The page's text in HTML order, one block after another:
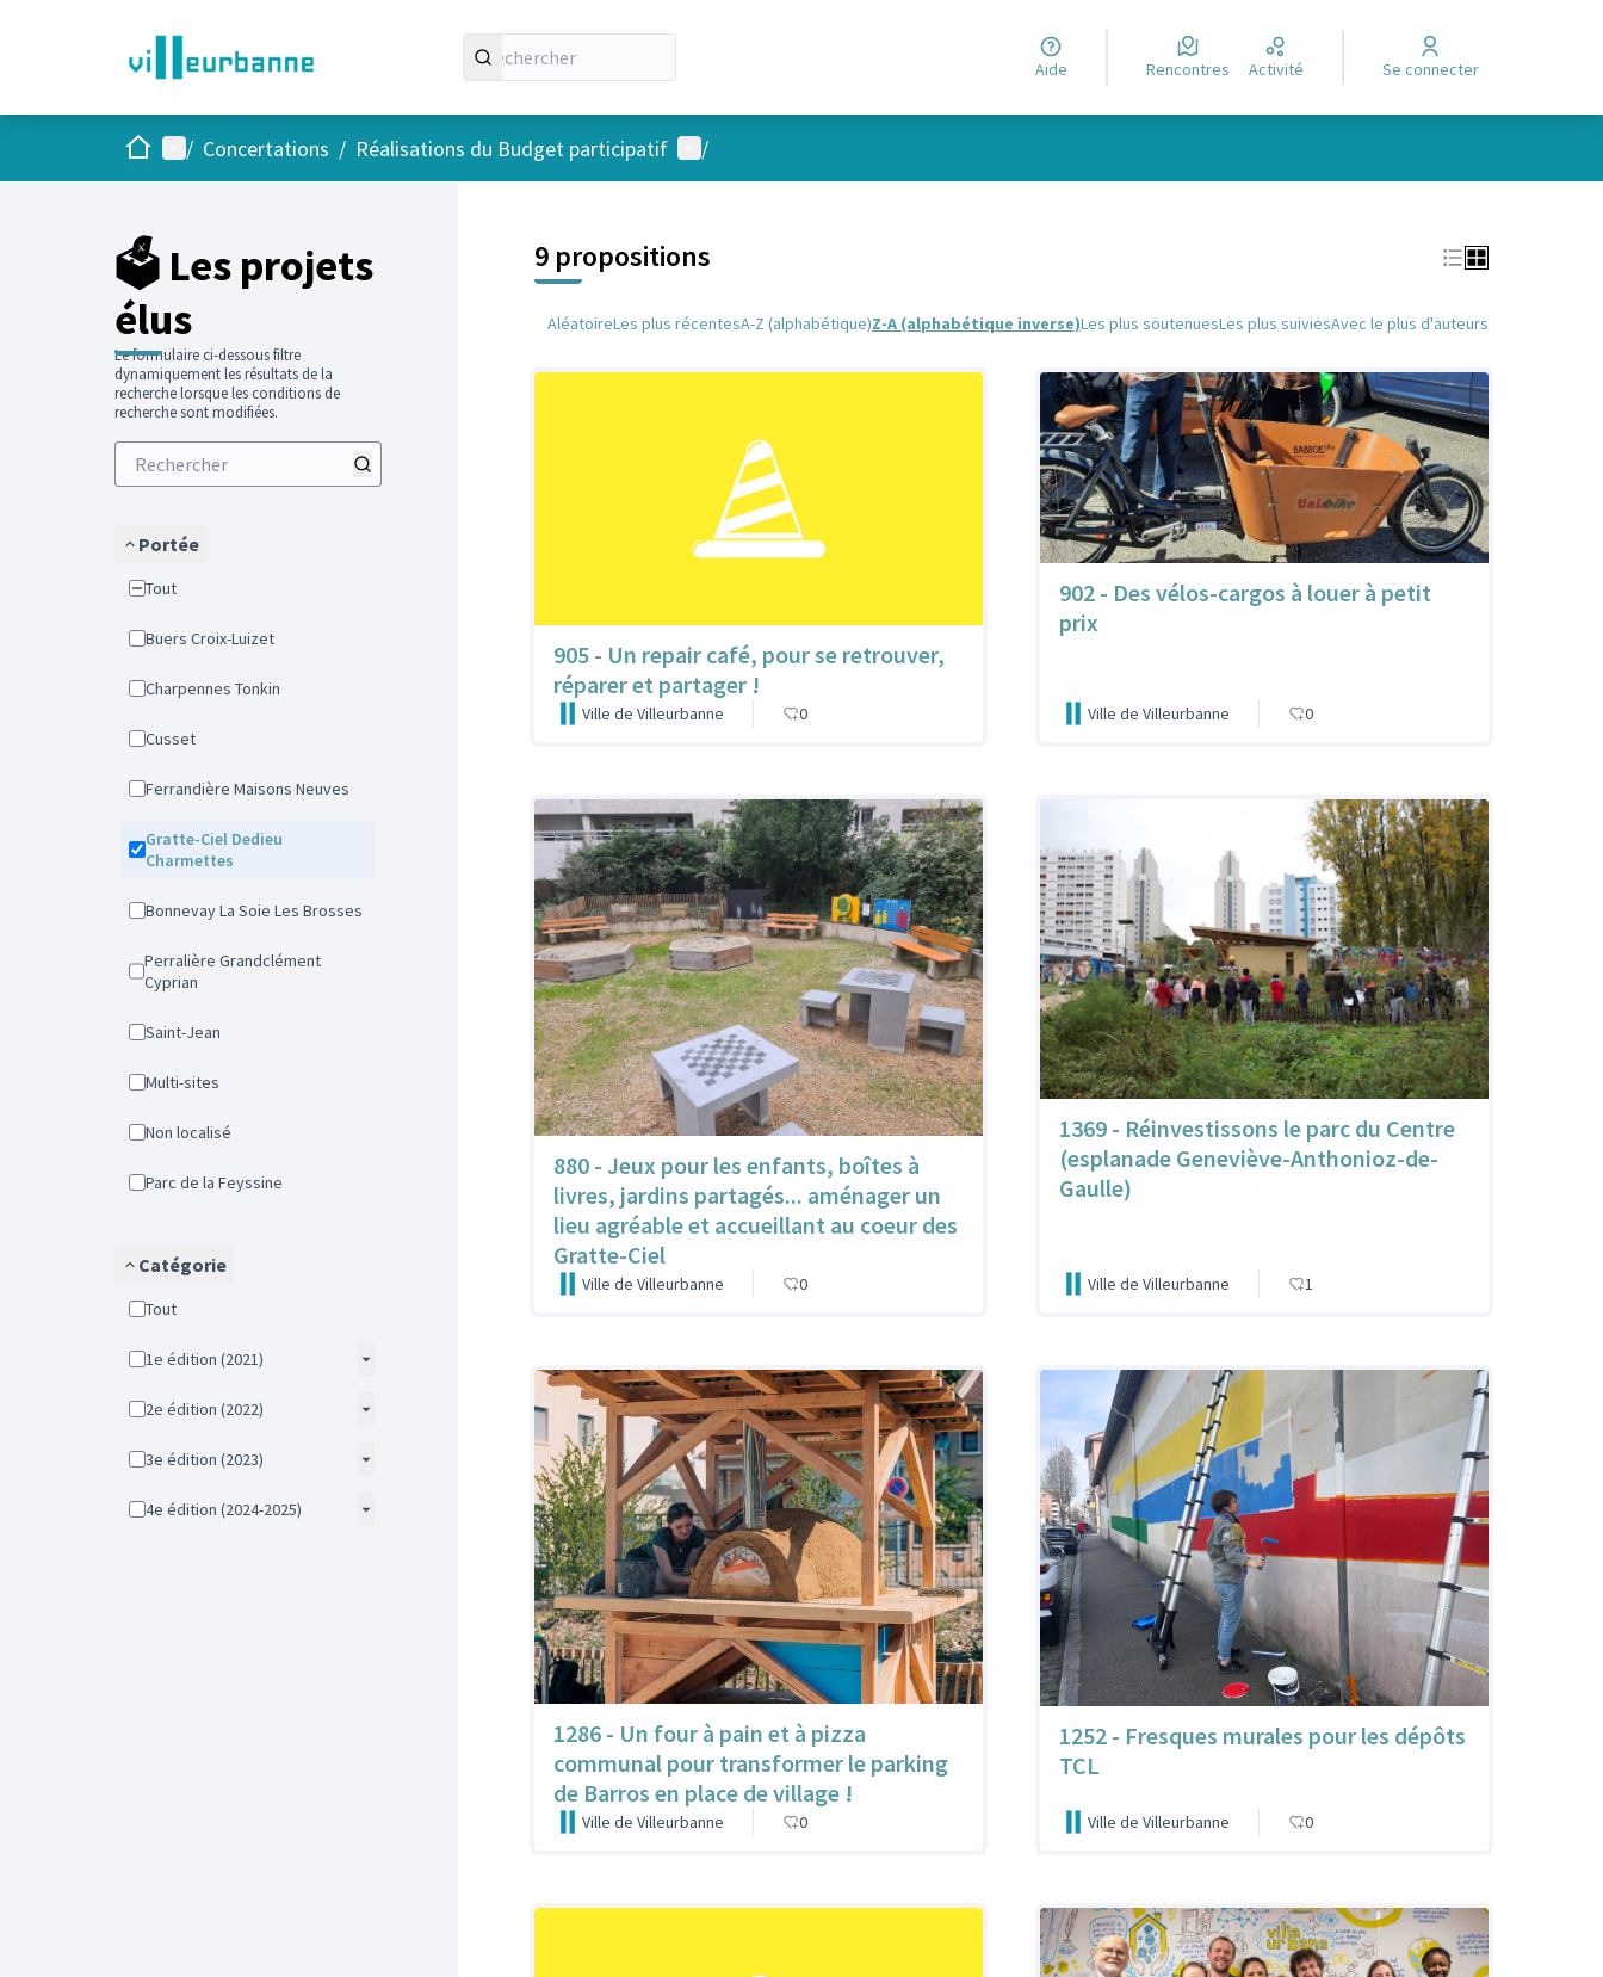
Aide Rencontres Activité Se connecter
AccueilMenu principal
/ Concertations / Réalisations du Budget participatif Menu utilisateur
/
🗳️ Les projets
élus
Le formulaire ci-dessous filtre
dynamiquement les résultats de la
recherche lorsque les conditions de
recherche sont modifiées.
Portée
Tout
Buers Croix-Luizet
Charpennes Tonkin
Cusset
Ferrandière Maisons Neuves
Gratte-Ciel Dedieu
Charmettes
Bonnevay La Soie Les Brosses
Perralière Grandclément
Cyprian
Saint-Jean
Multi-sites
Non localisé
Parc de la Feyssine
Catégorie
Tout
1e édition (2021)
2e édition (2022)
3e édition (2023)
4e édition (2024-2025)
9 propositions
AléatoireLes plus récentesA-Z (alphabétique)Z-A (alphabétique inverse)Les plus soutenuesLes plus suiviesAvec le plus d'auteurs
905 - Un repair café, pour se retrouver,
réparer et partager !
Ville de Villeurbanne 0
902 - Des vélos-cargos à louer à petit
prix
Ville de Villeurbanne 0
880 - Jeux pour les enfants, boîtes à
livres, jardins partagés... aménager un
lieu agréable et accueillant au coeur des
Gratte-Ciel
Ville de Villeurbanne 0
1369 - Réinvestissons le parc du Centre
(esplanade Geneviève-Anthonioz-de-
Gaulle)
Ville de Villeurbanne 1
1286 - Un four à pain et à pizza
communal pour transformer le parking
de Barros en place de village !
Ville de Villeurbanne 0
1252 - Fresques murales pour les dépôts
TCL
Ville de Villeurbanne 0